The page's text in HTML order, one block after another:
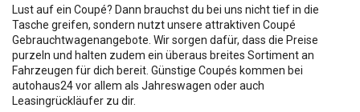
Lust auf ein Coupé? Dann brauchst du bei uns nicht tief in die
Tasche greifen, sondern nutzt unsere attraktiven Coupé
Gebrauchtwagenangebote. Wir sorgen dafür, dass die Preise
purzeln und halten zudem ein überaus breites Sortiment an
Fahrzeugen für dich bereit. Günstige Coupés kommen bei
autohaus24 vor allem als Jahreswagen oder auch
Leasingrückläufer zu dir.